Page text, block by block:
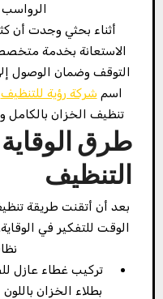
الرواسب
أثناء بحثي وجدت أن
الاستعانة بخدمة
التوقف وضمان الوصول
اسم شركة رؤية للتنظيف
تنظيف الخزان بالكامل
طرق الوقاية
التنظيف
بعد أن أتقنت طريقة
الوقت للتفكير في
تركيب غطاء عازل
بطلاء الخزان